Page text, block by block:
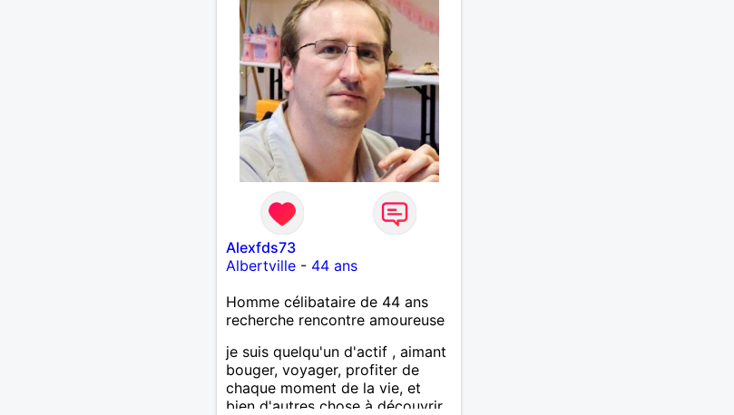
Alexfds73
Albertville- 44 ans
Homme célibataire de 44 ans
recherche rencontre amoureuse
je suis quelqu'un d'actif , aimant
bouger, voyager, profiter de
chaque moment de la vie, et
bien d'autres chose à découvrir.